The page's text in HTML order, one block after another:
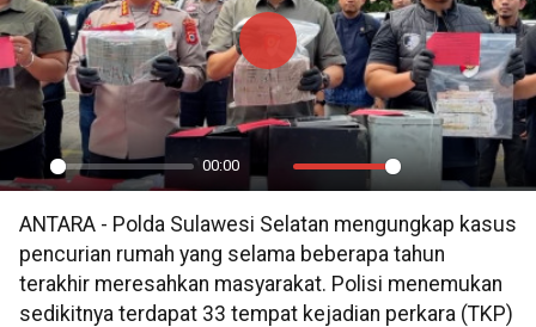
Play
00:00
Mute Settings
PIP
Play
ANTARA - Polda Sulawesi Selatan mengungkap kasus
pencurian rumah yang selama beberapa tahun
terakhir meresahkan masyarakat. Polisi menemukan
sedikitnya terdapat 33 tempat kejadian perkara (TKP)